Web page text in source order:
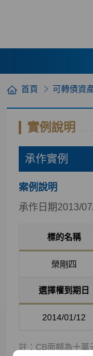
首頁 可轉債資
實例說明
承作實例
案例說明
承作日期2013/
標的名稱
榮剛四
選擇權到期日
2014/01/12
註：CB面額為十萬